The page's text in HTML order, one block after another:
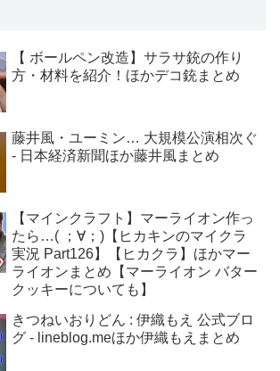
【 ボールペン改造】サラサ銃の作り
方・材料を紹介！ほかデコ銃まとめ
藤井風・ユーミン… 大規模公演相次ぐ
- 日本経済新聞ほか藤井風まとめ
【マインクラフト】マーライオン作っ
たら…( ；∀；)【ヒカキンのマイクラ
実況 Part126】【ヒカクラ】ほかマー
ライオンまとめ【マーライオン バター
クッキーについても】
きつねいおりどん : 伊織もえ 公式ブロ
グ - lineblog.meほか伊織もえまとめ